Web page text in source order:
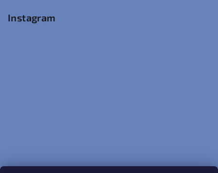
Instagram